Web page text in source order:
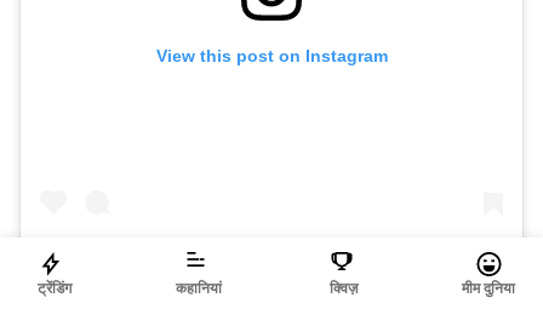
View this post on Instagram
ट्रेंडिंग कहानियां क्विज़ मीम दुनिया